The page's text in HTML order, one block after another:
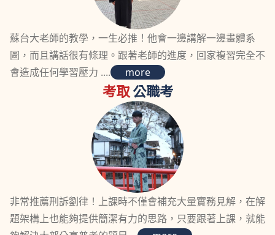
蘇台大老師的教學，一生必推！他會一邊講解一邊畫體系
圖，而且講話很有條理。跟著老師的進度，回家複習完全不
會造成任何學習壓力 ....
more
考取公職考
非常推薦刑訴劉律！上課時不僅會補充大量實務見解，在解
題架構上也能夠提供簡潔有力的思路，只要跟著上課，就能